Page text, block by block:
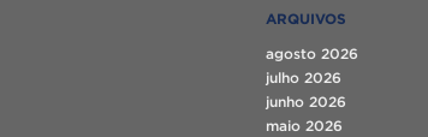
ARQUIVOS
agosto 2026
julho 2026
junho 2026
maio 2026